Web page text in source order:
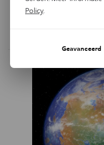
elementen aan de
belangrijk dat deze
Policy.
Geavanceerd